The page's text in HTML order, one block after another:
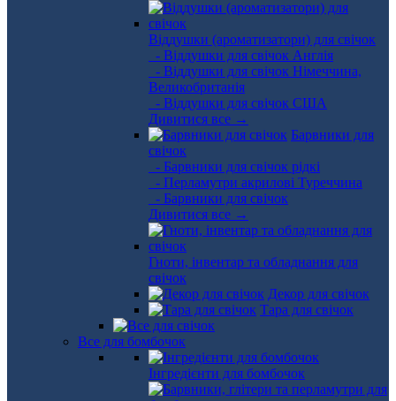
Віддушки (ароматизатори) для свічок
- Віддушки для свічок Англія
- Віддушки для свічок Німеччина,
Великобританія
- Віддушки для свічок США
Дивитися все →
Барвники для
свічок
- Барвники для свічок рідкі
- Перламутри акрилові Туреччина
- Барвники для свічок
Дивитися все →
Гноти, інвентар та обладнання для
свічок
Декор для свічок
Тара для свічок
Все для бомбочок
Інгредієнти для бомбочок